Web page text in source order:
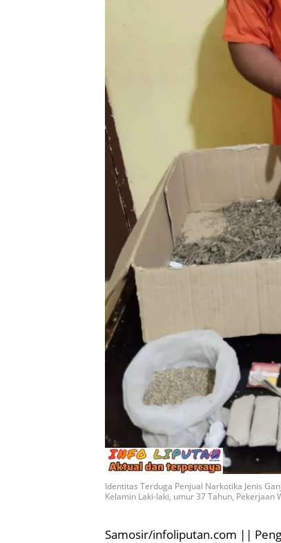
Identitas Terduga Penjual Narkotika Jenis
Kelamin Laki-laki, umur 37 Tahun,
Samosir/infoliputan.com ||